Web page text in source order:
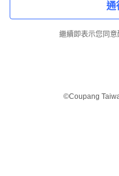
通
繼續即表示您同意
©Coupang